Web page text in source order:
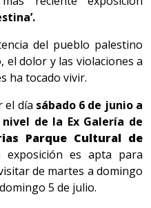
del pueblo palestino
el dolor y las violaciones a
ha tocado vivir.
el día sábado 6 de junio a
de la Ex Galería de
Parque Cultural de
exposición es apta para
de martes a domingo
5 de julio.